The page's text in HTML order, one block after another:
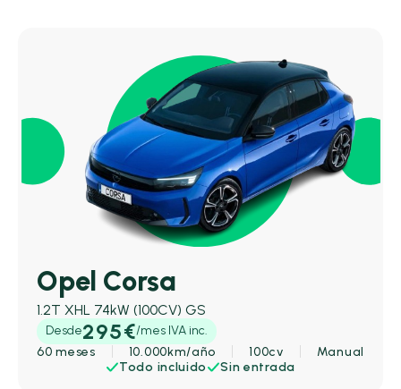
Opel Corsa
1.2T XHL 74kW (100CV) GS
Desde295€/mes IVA inc.
60 meses
10.000km/año 100cv
Manual
Todo incluido
Sin entrada